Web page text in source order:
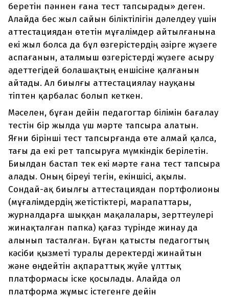
беретін пәннен ғана тест тапсырады» деген.
Алайда бес жыл сайын біліктілігін дәлелдеу үшін
аттестациядан өтетін мұғалімдер айтылғанына
екі жыл болса да бұл өзгерістердің әзірге жүзеге
аспағанын, аталмыш өзгерістерді жүзеге асыру
әдеттегідей болашақтың еншісіне қалғанын
айтады. Ал биылғы аттестациялау науқаны
тіптен қарбалас болып кеткен.
Мәселен, бұған дейін педагогтар білімін бағалау
тестін бір жылда үш мәрте тапсыра алатын.
Яғни бірінші тест тапсырғанда өте алмай қалса,
тағы да екі рет тапсыруға мүмкіндік берілетін.
Биылдан бастап тек екі мәрте ғана тест тапсыра
алады. Оның біреуі тегін, екіншісі, ақылы.
Сондай-ақ биылғы аттестациядан портфолионы
(мұғалімдердің жетістіктері, марапаттары,
журналдарға шыққан мақалалары, зерттеулері
жинақталған папка) қағаз түрінде жинау да
алынып тасталған. Бұған қатысты педагогтың
кәсіби қызметі туралы деректерді жинайтын
және өңдейтін ақпараттық жүйе ұлттық
платформасы іске қосылады. Алайда ол
платформа жұмыс істегенге дейін